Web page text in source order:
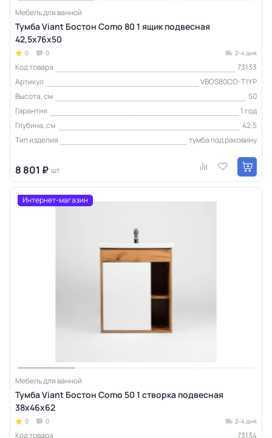
Мебель для ванной
Тумба Viant Бостон Como 80 1 ящик подвесная
42,5х76х50
0 0 2-4 дня
Код товара
73133
Артикул
VBOS80CO-T1YP
Высота, см
50
Гарантия
1 год
Глубина, см
42,5
Тип изделия
тумба под раковину
8 801 ₽ шт
Интернет-магазин
Мебель для ванной
Тумба Viant Бостон Como 50 1 створка подвесная
38х46х62
0 0 2-4 дня
Код товара
73134